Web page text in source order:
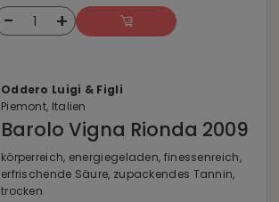
- 1 +
Oddero Luigi & Figli
Piemont, Italien
Barolo Vigna Rionda 2009
körperreich, energiegeladen, finessenreich,
erfrischende Säure, zupackendes Tannin,
trocken